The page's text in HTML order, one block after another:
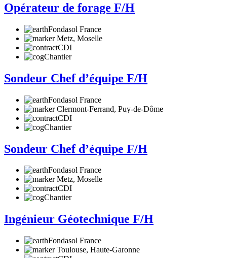
Opérateur de forage F/H
Fondasol France
Metz, Moselle
CDI
Chantier
Sondeur Chef d’équipe F/H
Fondasol France
Clermont-Ferrand, Puy-de-Dôme
CDI
Chantier
Sondeur Chef d’équipe F/H
Fondasol France
Metz, Moselle
CDI
Chantier
Ingénieur Géotechnique F/H
Fondasol France
Toulouse, Haute-Garonne